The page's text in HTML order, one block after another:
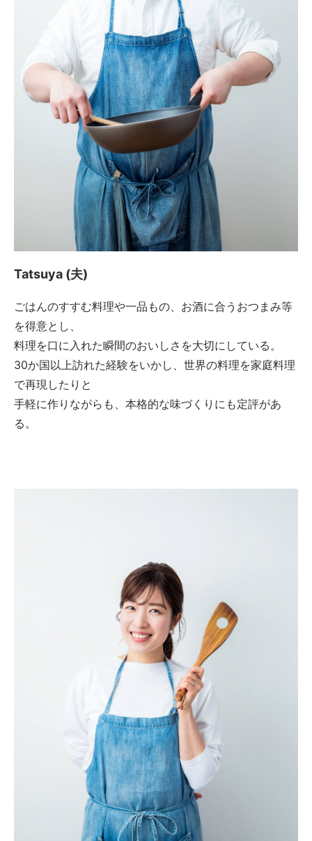
Tatsuya (夫)
ごはんのすすむ料理や一品もの、お酒に合うおつまみ等
を得意とし、
料理を口に入れた瞬間のおいしさを大切にしている。
30か国以上訪れた経験をいかし、世界の料理を家庭料理
で再現したりと
手軽に作りながらも、本格的な味づくりにも定評があ
る。